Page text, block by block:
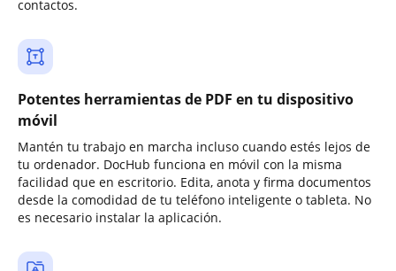
contactos.
Potentes herramientas de PDF en tu dispositivo
móvil
Mantén tu trabajo en marcha incluso cuando estés lejos de
tu ordenador. DocHub funciona en móvil con la misma
facilidad que en escritorio. Edita, anota y firma documentos
desde la comodidad de tu teléfono inteligente o tableta. No
es necesario instalar la aplicación.